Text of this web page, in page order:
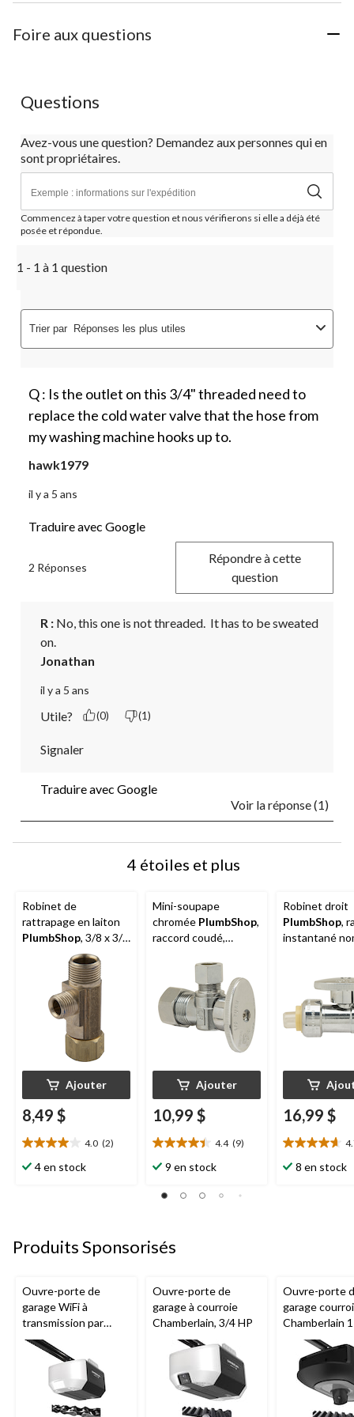
Foire aux questions
Questions
Avez-vous une question? Demandez aux personnes qui en
sont propriétaires.
Commencez à taper votre question et nous vérifierons si elle a déjà été
posée et répondue.
1 - 1 à 1 question
Trier par Réponses les plus utiles
Q : Is the outlet on this 3/4" threaded need to
replace the cold water valve that the hose from
my washing machine hooks up to.
hawk1979
il y a 5 ans
Traduire avec Google
2 Réponses
Répondre à cette
question
R : No, this one is not threaded.  It has to be sweated
on.
Jonathan
il y a 5 ans
Utile? (0) (1)
Signaler
Traduire avec Google
Voir la réponse (1)
4 étoiles et plus
Robinet de
rattrapage en laiton
PlumbShop, 3/8 x 3/8
x 1/4 po, paq. 1
Ajouter
8,49 $
4.0 (2)
4.0
étoile(s)
4 en stock
Mini-soupape
chromée PlumbShop,
raccord coudé,
compression
nominale 1/2 po x
extrémité à
compression 3/8 po
Ajouter
10,99 $
4.4 (9)
4.4
étoile(s)
5.
9 en stock
Robinet droit
PlumbShop,
instantané
16,99 $
4.7
étoile(s)
8 en stock
Produits Sponsorisés
Ouvre-porte de
garage WiFi à
transmission par
chaîne de 1/2 HP
Chamberlain
Ouvre-porte de
garage à courroie
Chamberlain, 3/4 HP
Ouvre-porte
garage
Chamberlain
avec caméra